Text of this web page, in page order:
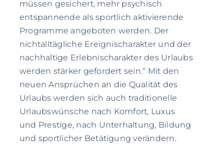
müssen gesichert, mehr psychisch
entspannende als sportlich aktivierende
Programme angeboten werden. Der
nichtalltägliche Ereignischarakter und der
nachhaltige Erlebnischarakter des Urlaubs
werden stärker gefordert sein.“ Mit den
neuen Ansprüchen an die Qualität des
Urlaubs werden sich auch traditionelle
Urlaubswünsche nach Komfort, Luxus
und Prestige, nach Unterhaltung, Bildung
und sportlicher Betätigung verändern.